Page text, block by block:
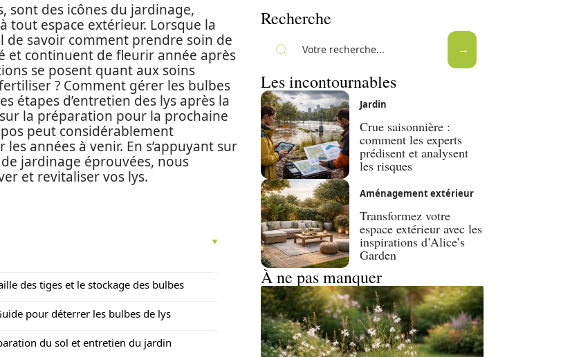
sont des icônes du jardinage,
tout espace extérieur. Lorsque la
de savoir comment prendre soin de
et continuent de fleurir année après
se posent quant aux soins
? Comment gérer les bulbes
étapes d’entretien des lys après la
la préparation pour la prochaine
peut considérablement
années à venir. En s’appuyant sur
jardinage éprouvées, nous
et revitaliser vos lys.
des tiges et le stockage des bulbes
pour déterrer les bulbes de lys
du sol et entretien du jardin
Recherche
Les incontournables
Jardin
Crue saisonnière :
comment les experts
prédisent et analysent
les risques
Aménagement extérieur
Transformez votre
espace extérieur avec les
inspirations d’Alice’s
Garden
À ne pas manquer